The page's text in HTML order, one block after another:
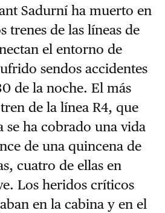
Sadurní ha muerto en
trenes de las líneas de
el entorno de
sendos accidentes
de la noche. El más
de la línea R4, que
se ha cobrado una vida
de una quincena de
cuatro de ellas en
Los heridos críticos
en la cabina y en el